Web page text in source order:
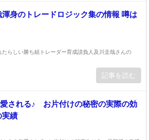
身のトレードロジック集の情報 噂は
たらしい勝ち組トレーダー育成請負人及川圭哉さんの
記事を読む
される♪ お片付けの秘密の実際の効
実績